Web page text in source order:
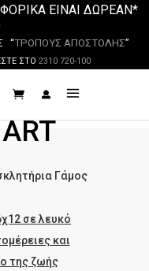
ΕΙΝΑΙ ΔΩΡΕΑΝ*
“ΤΡΟΠΟΥΣ ΑΠΟΣΤΟΛΗΣ”
ΣΤΟ 2310 720-100
Γάμος
σε λευκό
και
της ζωής